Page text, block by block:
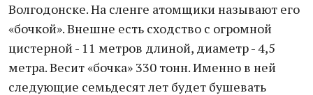
Волгодонске. На сленге атомщики называют его
«бочкой». Внешне есть сходство с огромной
цистерной - 11 метров длиной, диаметр - 4,5
метра. Весит «бочка» 330 тонн. Именно в ней
следующие семьдесят лет будет бушевать